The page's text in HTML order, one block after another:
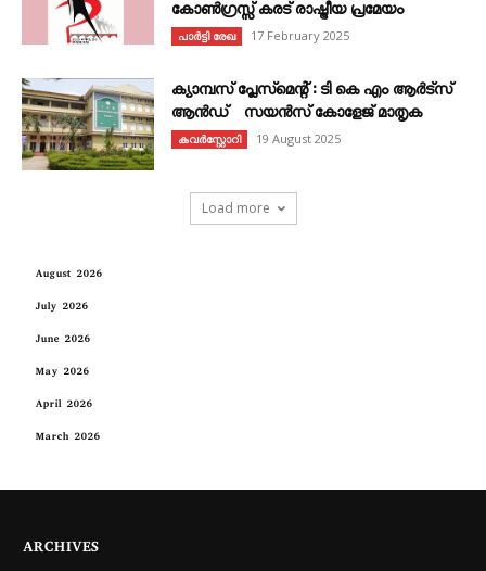
കോൺഗ്രസ്സ് കരട് രാഷ്ട്രീയ പ്രമേയം
പാർട്ടി രേഖ 17 February 2025
ക്യാമ്പസ് പ്ലേസ്മെന്റ് : ടി കെ എം ആർട്സ്
ആൻഡ് സയൻസ് കോളേജ് മാതൃക
കവര്‍സ്റ്റോറി 19 August 2025
Load more
August 2026
July 2026
June 2026
May 2026
April 2026
March 2026
ARCHIVES